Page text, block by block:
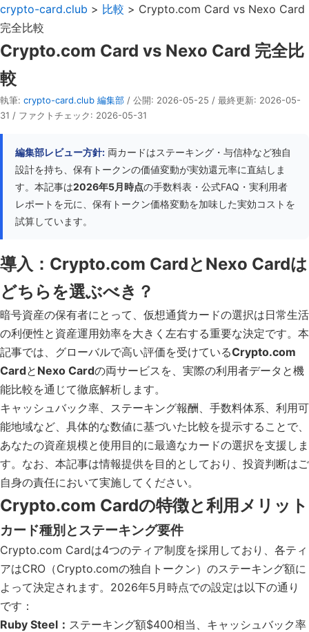
crypto-card.club > 比較 > Crypto.com Card vs Nexo Card
完全比較
Crypto.com Card vs Nexo Card 完全比
較
執筆: crypto-card.club 編集部 / 公開: 2026-05-25 / 最終更新: 2026-05-
31 / ファクトチェック: 2026-05-31
編集部レビュー方針: 両カードはステーキング・与信枠など独自
設計を持ち、保有トークンの価値変動が実効還元率に直結しま
す。本記事は2026年5月時点の手数料表・公式FAQ・実利用者
レポートを元に、保有トークン価格変動を加味した実効コストを
試算しています。
導入：Crypto.com CardとNexo Cardは
どちらを選ぶべき？
暗号資産の保有者にとって、仮想通貨カードの選択は日常生活
の利便性と資産運用効率を大きく左右する重要な決定です。本
記事では、グローバルで高い評価を受けているCrypto.com
Cardと Nexo Cardの両サービスを、実際の利用者データと機
能比較を通じて徹底解析します。
キャッシュバック率、ステーキング報酬、手数料体系、利用可
能地域など、具体的な数値に基づいた比較を提示することで、
あなたの資産規模と使用目的に最適なカードの選択を支援しま
す。なお、本記事は情報提供を目的としており、投資判断はご
自身の責任において実施してください。
Crypto.com Cardの特徴と利用メリット
カード種別とステーキング要件
Crypto.com Cardは4つのティア制度を採用しており、各ティ
アはCRO（Crypto.comの独自トークン）のステーキング額に
よって決定されます。2026年5月時点での設定は以下の通り
です：
Ruby Steel： ステーキング額$400相当、キャッシュバック率